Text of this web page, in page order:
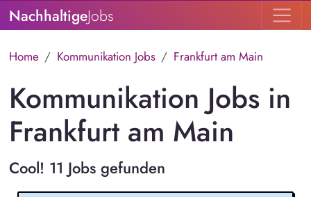
NachhaltigeJobs
Home Kommunikation Jobs Frankfurt am Main
Kommunikation Jobs in
Frankfurt am Main
Cool! 11 Jobs gefunden